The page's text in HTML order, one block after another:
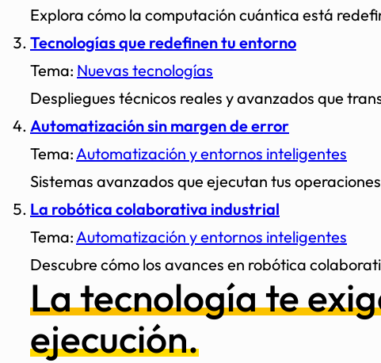
Explora cómo la computación cuántica está
Tecnologías que redefinen tu entorno
Tema: Nuevas tecnologías
Despliegues técnicos reales y avanzados que
Automatización sin margen de error
Tema: Automatización y entornos inteligentes
Sistemas avanzados que ejecutan tus
La robótica colaborativa industrial
Tema: Automatización y entornos inteligentes
Descubre cómo los avances en robótica
La tecnología te
ejecución.